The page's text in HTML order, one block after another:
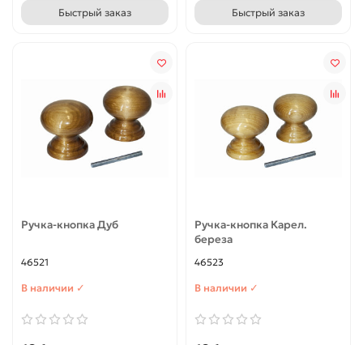
Быстрый заказ Быстрый заказ
Ручка-кнопка Дуб
46521
В наличии ✓
Ручка-кнопка Карел.
береза
46523
В наличии ✓